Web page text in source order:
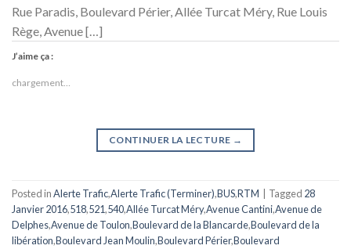
Rue Paradis, Boulevard Périer, Allée Turcat Méry, Rue Louis
Rège, Avenue […]
J’aime ça :
chargement…
CONTINUER LA LECTURE →
Posted inAlerte Trafic,Alerte Trafic (Terminer),BUS,RTM Tagged 28
Janvier 2016,518,521,540,Allée Turcat Méry,Avenue Cantini,Avenue de
Delphes,Avenue de Toulon,Boulevard de la Blancarde,Boulevard de la
libération,Boulevard Jean Moulin,Boulevard Périer,Boulevard